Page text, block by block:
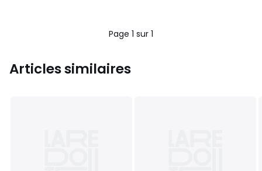
Page 1 sur 1
Articles similaires